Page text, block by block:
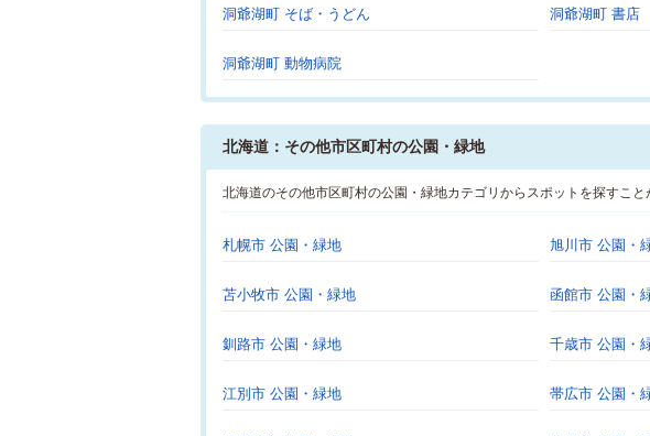
洞爺湖町 そば・うどん 洞爺湖町 書店
洞爺湖町 動物病院
北海道：その他市区町村の公園・緑地
北海道のその他市区町村の公園・緑地カテゴリからスポットを探すこと
札幌市 公園・緑地 旭川市 公園・
苫小牧市 公園・緑地 函館市 公園・
釧路市 公園・緑地 千歳市 公園・
江別市 公園・緑地 帯広市 公園・